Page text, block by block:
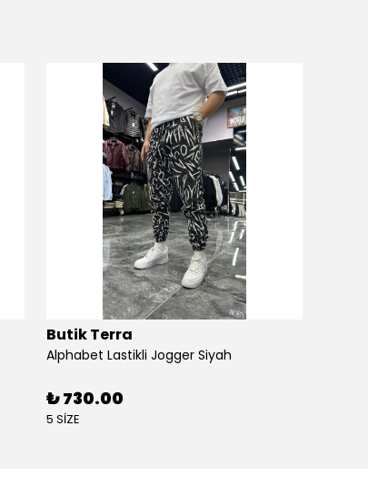
Butik Terra
Alphabet Lastikli Jogger Siyah
₺ 730.00
5 SİZE